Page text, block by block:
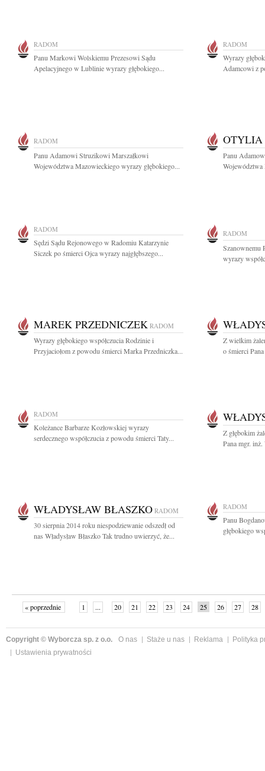
RADOM
Panu Markowi Wolskiemu Prezesowi Sądu
Apelacyjnego w Lublinie wyrazy głębokiego...
RADOM
Wyrazy
Adamcowi z
RADOM
Panu Adamowi Struzikowi Marszałkowi
Województwa Mazowieckiego wyrazy głębokiego...
OTYLIA
Panu
Województwa
RADOM
Sędzi Sądu Rejonowego w Radomiu Katarzynie
Siczek po śmierci Ojca wyrazy najgłębszego...
RADOM
Szanownemu
wyrazy
MAREK PRZEDNICZEK RADOM
Wyrazy głębokiego współczucia Rodzinie i
Przyjaciołom z powodu śmierci Marka Przedniczka...
Z wielkim
o śmierci
RADOM
Koleżance Barbarze Kozłowskiej wyrazy
serdecznego współczucia z powodu śmierci Taty...
Z głębokim
Pana mgr. inż.
WŁADYSŁAW BŁASZKO RADOM
30 sierpnia 2014 roku niespodziewanie odszedł od
nas Władysław Błaszko Tak trudno uwierzyć, że...
RADOM
Panu
głębokiego
« poprzednie 1 ... 20 21 22 23 24 25 26 27
28
Copyright © Wyborcza sp. z o.o. O nas Staże u nas Reklama
Polityka
Ustawienia prywatności